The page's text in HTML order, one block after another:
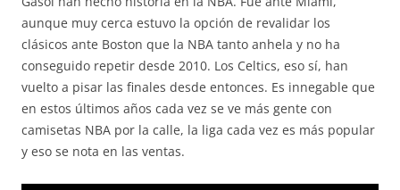
aunque muy cerca estuvo la opción de revalidar los
clásicos ante Boston que la NBA tanto anhela y no ha
conseguido repetir desde 2010. Los Celtics, eso sí, han
vuelto a pisar las finales desde entonces. Es innegable que
en estos últimos años cada vez se ve más gente con
camisetas NBA por la calle, la liga cada vez es más popular
y eso se nota en las ventas.